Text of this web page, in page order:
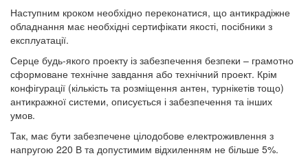
Наступним кроком необхідно переконатися, що антикрадіжне
обладнання має необхідні сертифікати якості, посібники з
експлуатації.
Серце будь-якого проекту із забезпечення безпеки – грамотно
сформоване технічне завдання або технічний проект. Крім
конфігурації (кількість та розміщення антен, турнікетів тощо)
антикражної системи, описується і забезпечення та інших
умов.
Так, має бути забезпечене цілодобове електроживлення з
напругою 220 В та допустимим відхиленням не більше 5%.